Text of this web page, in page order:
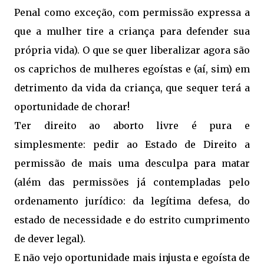
Penal como exceção, com permissão expressa a
que a mulher tire a criança para defender sua
própria vida). O que se quer liberalizar agora são
os caprichos de mulheres egoístas e (aí, sim) em
detrimento da vida da criança, que sequer terá a
oportunidade de chorar!
Ter direito ao aborto livre é pura e
simplesmente: pedir ao Estado de Direito a
permissão de mais uma desculpa para matar
(além das permissões já contempladas pelo
ordenamento jurídico: da legítima defesa, do
estado de necessidade e do estrito cumprimento
de dever legal).
E não vejo oportunidade mais injusta e egoísta de